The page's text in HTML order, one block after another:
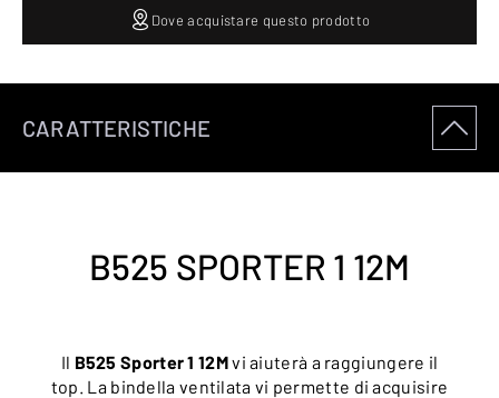
Dove acquistare questo prodotto
CARATTERISTICHE
B525 SPORTER 1 12M
Il B525 Sporter 1 12Mvi aiuterà a raggiungere il
top. La bindella ventilata vi permette di acquisire